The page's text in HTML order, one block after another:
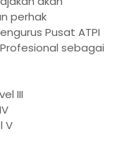
perhak
Pusat ATPI
sebagai
III
V